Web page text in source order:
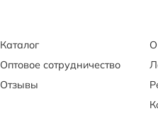
Каталог
Оптовое сотрудничество
Отзывы